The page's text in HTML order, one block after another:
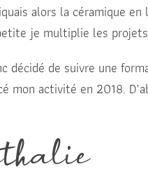
alors la céramique
je multiplie les projets
décidé de suivre une
mon activité en 2018.